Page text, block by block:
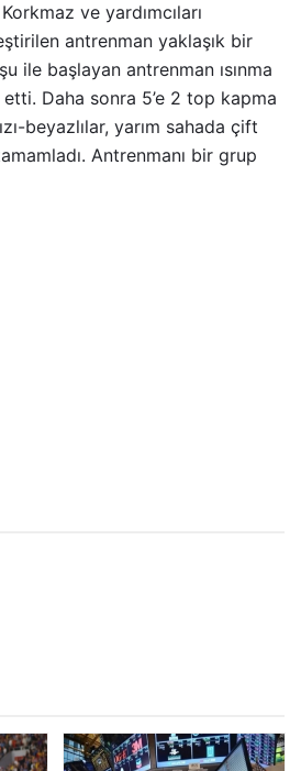
ve yardımcıları
antrenman yaklaşık bir
ile başlayan antrenman ısınma
etti. Daha sonra 5’e 2 top kapma
beyazlılar, yarım sahada çift
Antrenmanı bir grup